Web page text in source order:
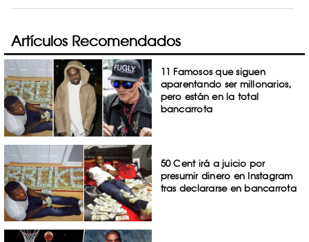
Artículos Recomendados
11 Famosos que siguen
aparentando ser millonarios,
pero están en la total
bancarrota
50 Cent irá a juicio por
presumir dinero en Instagram
tras declararse en bancarrota